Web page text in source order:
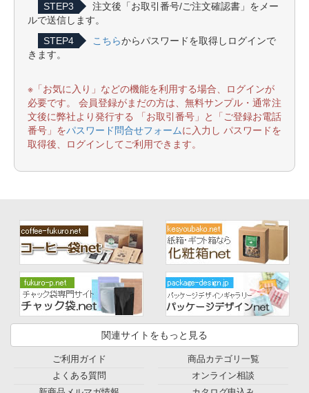
STEP3
注文後「お取引番号/ご注文確認書」をメー
ルで送信します。
STEP4
こちらからパスワードを取得しログインで
きます。
※「お気に入り」などの機能を利用する場合、ログインが
必要です。 会員登録がまだの方は、無料サンプル・通常注
文後に弊社より発行する 「お取引番号」と「ご登録お電話
番号」をパスワード問合せフォームに入力し パスワードを
取得後、ログインしてご利用できます。
関連サイトをもっと見る
ご利用ガイド
よくある質問
商品カテゴリ一覧
オンライン相談